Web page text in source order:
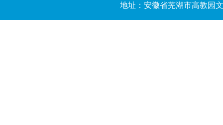
地址：安徽省芜湖市高教园